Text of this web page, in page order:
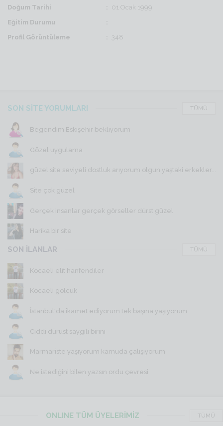
Doğum Tarihi
01 Ocak 1999
Eğitim Durumu
Profil Görüntüleme
348
SON SİTE YORUMLARI TÜMÜ
Begendim Eskişehir bekliyorum
Gözel uygulama
güzel site seviyeli dostluk arıyorum olgun yaştaki erkekler...
Site çok güzel
Gerçek insanlar gerçek görseller dürst güzel
Harika bir site
SON İLANLAR TÜMÜ
Kocaeli elit hanfendiler
Kocaeli golcuk
İstanbul'da ikamet ediyorum tek başına yaşıyorum
Ciddi dürüst saygili birini
Marmariste yaşıyorum kamuda çalışıyorum
Ne istediğini bilen yazsın ordu çevresi
ONLINE TÜM ÜYELERİMİZ TÜMÜ